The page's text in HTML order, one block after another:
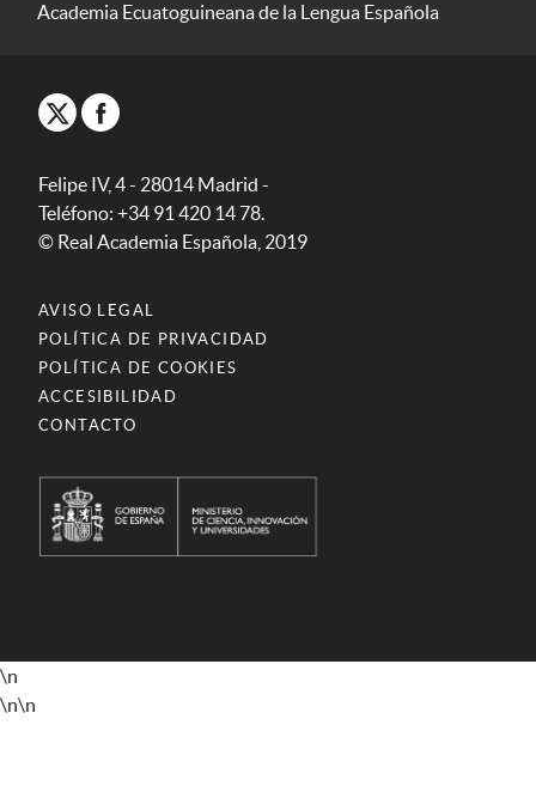
Academia Ecuatoguineana de la Lengua Española
Felipe IV, 4 - 28014 Madrid -
Teléfono: +34 91 420 14 78.
© Real Academia Española, 2019
AVISO LEGAL
POLÍTICA DE PRIVACIDAD
POLÍTICA DE COOKIES
ACCESIBILIDAD
CONTACTO
\n
\n\n